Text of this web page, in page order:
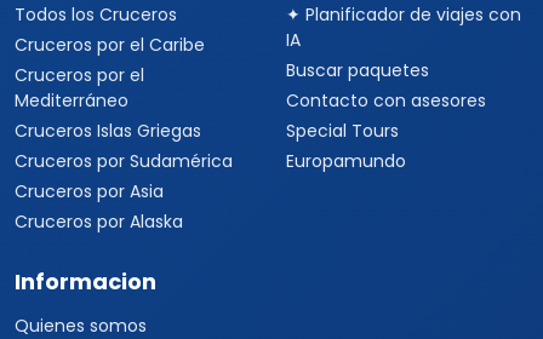
Todos los Cruceros
Cruceros por el Caribe
Cruceros por el
Mediterráneo
Cruceros Islas Griegas
Cruceros por Sudamérica
Cruceros por Asia
Cruceros por Alaska
✦ Planificador de viajes con
IA
Buscar paquetes
Contacto con asesores
Special Tours
Europamundo
Informacion
Quienes somos